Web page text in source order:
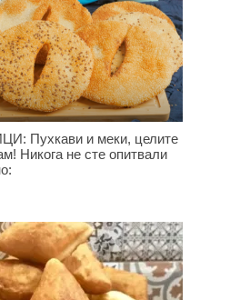
Пухкави и меки, целите
Никога не сте опитвали